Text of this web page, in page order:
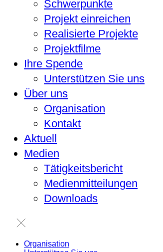
Schwerpunkte
Projekt einreichen
Realisierte Projekte
Projektfilme
Ihre Spende
Unterstützen Sie uns
Über uns
Organisation
Kontakt
Aktuell
Medien
Tätigkeitsbericht
Medienmitteilungen
Downloads
Organisation